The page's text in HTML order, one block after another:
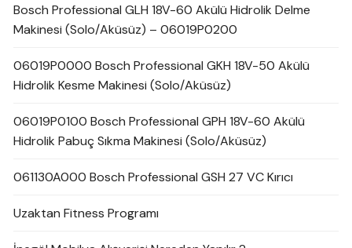
Bosch Professional GLH 18V-60 Akülü Hidrolik Delme
Makinesi (Solo/Aküsüz) – 06019P0200
06019P0000 Bosch Professional GKH 18V-50 Akülü
Hidrolik Kesme Makinesi (Solo/Aküsüz)
06019P0100 Bosch Professional GPH 18V-60 Akülü
Hidrolik Pabuç Sıkma Makinesi (Solo/Aküsüz)
061130A000 Bosch Professional GSH 27 VC Kırıcı
Uzaktan Fitness Programı